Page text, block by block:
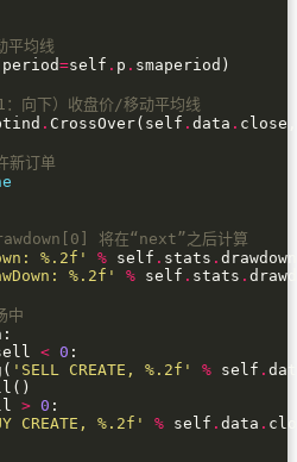
平均线
=self . p .
向下）收盘价/移动平均线
. CrossOver(self . data .
新订单
将在“next”之后计算
%.2f ' % self . stats . drawdown
%.2f ' % self . stats .
中
< 0
'SELL CREATE, %.2f ' % self .
> 0
CREATE, %.2f ' % self . data .